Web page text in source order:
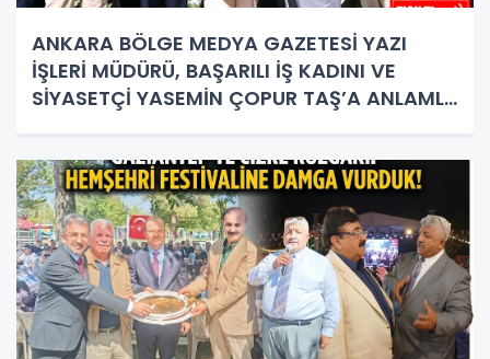
ANKARA BÖLGE MEDYA GAZETESİ YAZI
İŞLERİ MÜDÜRÜ, BAŞARILI İŞ KADINI VE
SİYASETÇİ YASEMİN ÇOPUR TAŞ’A ANLAMLI